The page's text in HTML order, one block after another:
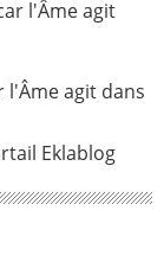
l'Âme agit dans
Eklablog